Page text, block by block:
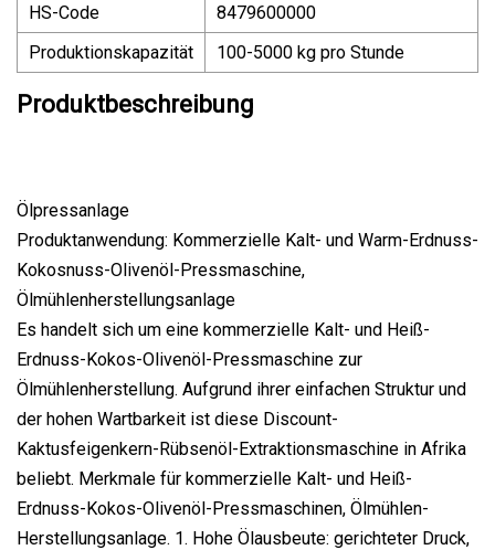
HS-Code
8479600000
Produktionskapazität
100-5000 kg pro Stunde
Produktbeschreibung
Ölpressanlage
Produktanwendung: Kommerzielle Kalt- und Warm-Erdnuss-
Kokosnuss-Olivenöl-Pressmaschine,
Ölmühlenherstellungsanlage
Es handelt sich um eine kommerzielle Kalt- und Heiß-
Erdnuss-Kokos-Olivenöl-Pressmaschine zur
Ölmühlenherstellung. Aufgrund ihrer einfachen Struktur und
der hohen Wartbarkeit ist diese Discount-
Kaktusfeigenkern-Rübsenöl-Extraktionsmaschine in Afrika
beliebt. Merkmale für kommerzielle Kalt- und Heiß-
Erdnuss-Kokos-Olivenöl-Pressmaschinen, Ölmühlen-
Herstellungsanlage. 1. Hohe Ölausbeute: gerichteter Druck,